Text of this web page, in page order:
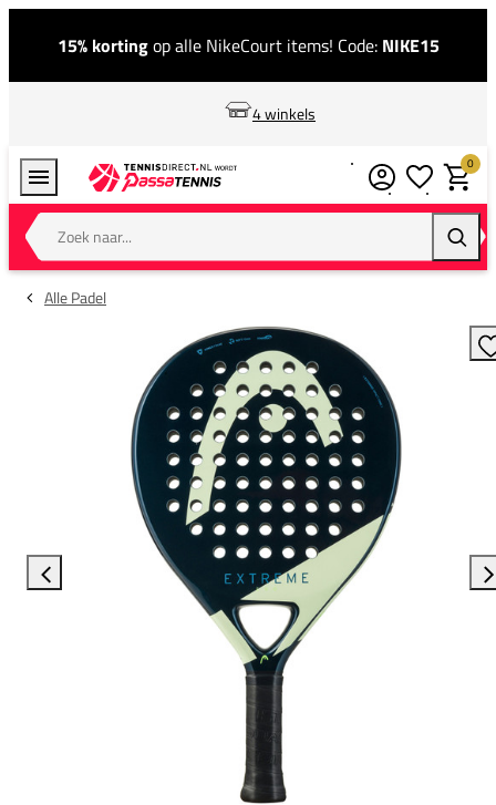
15% kortingop alle NikeCourt items! Code: NIKE15
4 winkels
Zoek naar...
0
Alle Padel